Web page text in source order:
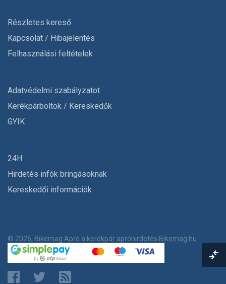
Részletes kereső
Kapcsolat / Hibajelentés
Felhasználási feltételek
Adatvédelmi szabályzatot
Kerékpárboltok / Kereskedők
GYIK
24H
Hirdetés infók bringásoknak
Kereskedői információk
© 2026, Bikemag Apró a kerékpár apróhirdetés Bikemag.hu